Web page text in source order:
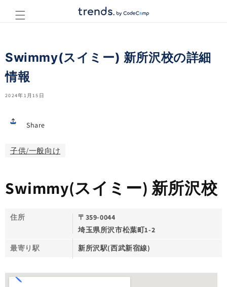
ンツに
進む
Swimmy(スイミー) 新所沢校の詳細
情報
2024年1月15日
Share
子供/一般向け
Swimmy(スイミー) 新所沢校
住所
〒359-0044
埼玉県所沢市松葉町1-2
最寄り駅
新所沢駅(西武新宿線)